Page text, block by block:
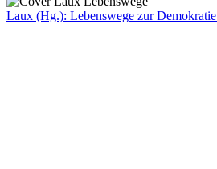
Laux (Hg.): Lebenswege zur